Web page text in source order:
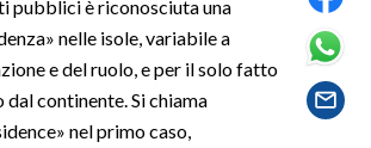
pubblici è riconosciuta una
nelle isole, variabile a
e del ruolo, e per il solo fatto
continente. Si chiama
nel primo caso,